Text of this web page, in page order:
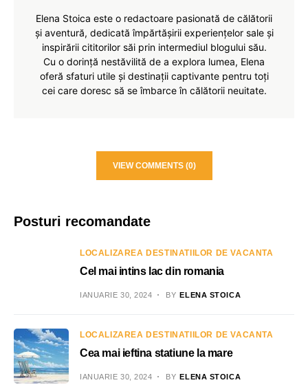
Elena Stoica este o redactoare pasionată de călătorii
și aventură, dedicată împărtășirii experiențelor sale și
inspirării cititorilor săi prin intermediul blogului său.
Cu o dorință nestăvilită de a explora lumea, Elena
oferă sfaturi utile și destinații captivante pentru toți
cei care doresc să se îmbarce în călătorii neuitate.
VIEW COMMENTS (0)
Posturi recomandate
LOCALIZAREA DESTINATIILOR DE VACANTA
Cel mai intins lac din romania
IANUARIE 30, 2024 BY ELENA STOICA
LOCALIZAREA DESTINATIILOR DE VACANTA
Cea mai ieftina statiune la mare
IANUARIE 30, 2024 BY ELENA STOICA